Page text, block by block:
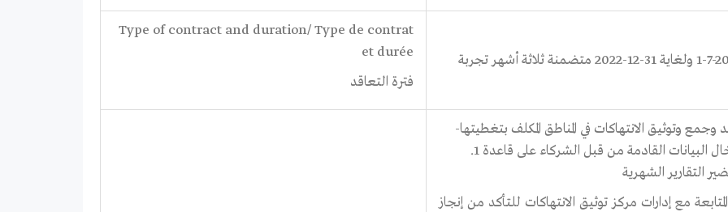
2022 متضمنة ثلاثة أشهر تجربة
Type of contract and duration/ Type de contrat
et durée
فترة التعاقد
وجمع وتوثيق الانتهاكات في المناطق المكلف بتغطيتها-
إدخال البيانات القادمة من قبل الشركاء على قاعدة 1.
التقارير الشهرية
المتابعة مع إدارات مركز توثيق الانتهاكات للتأكد من إنجاز